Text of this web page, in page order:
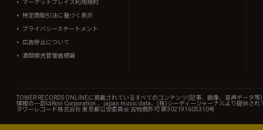
マーケットプレイス利用規約
特定商取引法に基づく表示
プライバシーステートメント
広告停止について
酒類販売管理者標識
TOWER RECORDS ONLINEに掲載されているすべてのコンテンツ(記事、画像、音声データ
情報の一部はRovi Corporation.、japan music data、(株)シーディージャーナルより提供され
タワーレコード株式会社 東京都公安委員会 古物商許可 第302191605310号